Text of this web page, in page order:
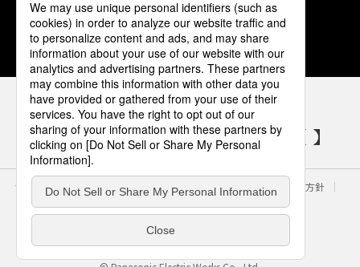
1 2 3 4 5
パナソニックの電気設備 SNSアカウント
サイトのご利用にあたって クッキーポリシー
個人情報保護方針
パナソニック ホールディングス
Area/Country
電気・建築設備（ビジネス）